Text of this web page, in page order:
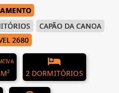
CAPÃO DA CANOA
2680
2 DORMITÓRIOS